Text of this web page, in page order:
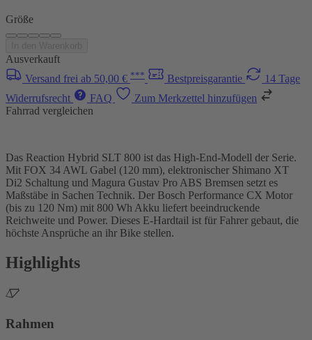
Größe
Ausverkauft
Versand frei ab 50,00 € *** Bestpreisgarantie
14 Tage
Widerrufsrecht
FAQ
Zum Merkzettel hinzufügen
Fahrrad vergleichen
Das Reaction Hybrid SLT 800 ist das High-End-Modell der Serie.
Mit FOX 34 AWL Gabel (120 mm), elektronischer Shimano XT
Di2 Schaltung und Magura Gustav Pro ABS Bremsen setzt es
Maßstäbe in Sachen Technik. Der Bosch Performance CX Motor
(bis zu 120 Nm) mit 800 Wh Akku liefert beeindruckende
Reichweite und Power. Dieses E-Hardtail ist für Fahrer gebaut, die
höchste Ansprüche an ihr Bike stellen.
Highlights
Rahmen